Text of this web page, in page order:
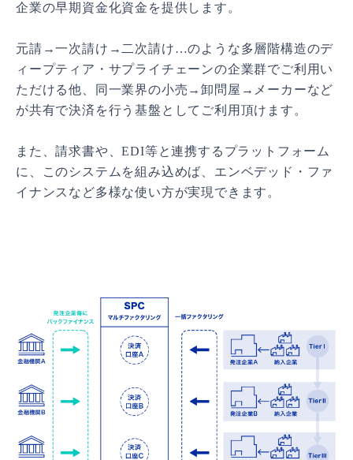
企業の早期資金化資金を提供します。
元請→一次請け→二次請け…のような多層階構造のデ
ィープティア・サプライチェーンの企業群でご利用い
ただける他、同一業界の小売→卸問屋→メーカーなど
が共有で決済を行う基盤としてご利用頂けます。
また、請求書や、EDI等と連携するプラットフォーム
に、このシステムを組み込めば、エンベデッド・ファ
イナンスなど多様な使い方が実現できます。